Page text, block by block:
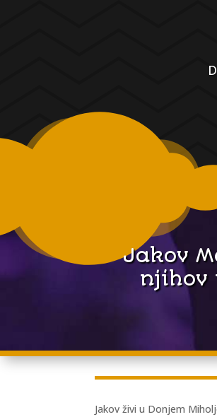
Jakov
njihov
Jakov živi u Donjem